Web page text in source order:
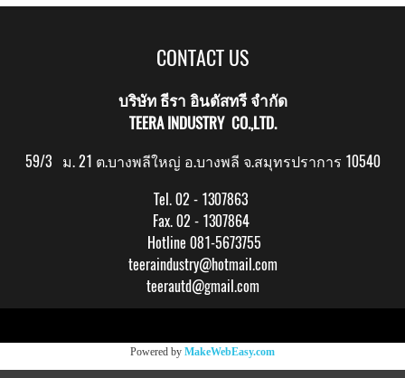
CONTACT US
บริษัท ธีรา อินดัสทรี จำกัด
TEERA INDUSTRY CO.,LTD.
59/3 ม. 21 ต.บางพลีใหญ่ อ.บางพลี จ.สมุทรปราการ 10540
Tel. 02 - 1307863
Fax. 02 - 1307864
Hotline 081-5673755
teeraindustry@hotmail.com
teerautd@gmail.com
Powered by MakeWebEasy.com